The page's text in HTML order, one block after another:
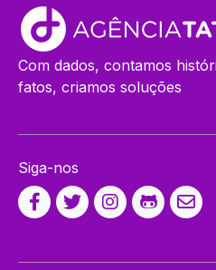
Com dados, contamos
fatos, criamos soluções
Siga-nos